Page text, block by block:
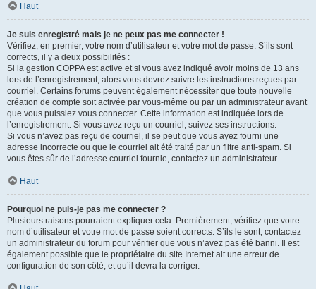
Haut
Je suis enregistré mais je ne peux pas me connecter !
Vérifiez, en premier, votre nom d’utilisateur et votre mot de passe. S’ils sont
corrects, il y a deux possibilités :
Si la gestion COPPA est active et si vous avez indiqué avoir moins de 13 ans
lors de l’enregistrement, alors vous devrez suivre les instructions reçues par
courriel. Certains forums peuvent également nécessiter que toute nouvelle
création de compte soit activée par vous-même ou par un administrateur avant
que vous puissiez vous connecter. Cette information est indiquée lors de
l’enregistrement. Si vous avez reçu un courriel, suivez ses instructions.
Si vous n’avez pas reçu de courriel, il se peut que vous ayez fourni une
adresse incorrecte ou que le courriel ait été traité par un filtre anti-spam. Si
vous êtes sûr de l’adresse courriel fournie, contactez un administrateur.
Haut
Pourquoi ne puis-je pas me connecter ?
Plusieurs raisons pourraient expliquer cela. Premièrement, vérifiez que votre
nom d’utilisateur et votre mot de passe soient corrects. S’ils le sont, contactez
un administrateur du forum pour vérifier que vous n’avez pas été banni. Il est
également possible que le propriétaire du site Internet ait une erreur de
configuration de son côté, et qu’il devra la corriger.